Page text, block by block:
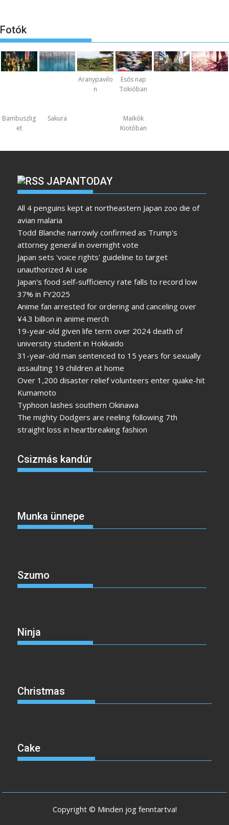
Fotók
Aranypavilo
n
Esős nap
Tokióban
Bambuszlig
et
Sakura
Maikók
Kiotóban
JAPANTODAY
All 4 penguins kept at northeastern Japan zoo die of
avian malaria
Todd Blanche narrowly confirmed as Trump's
attorney general in overnight vote
Japan sets 'voice rights' guideline to target
unauthorized AI use
Japan's food self-sufficiency rate falls to record low
37% in FY2025
Anime fan arrested for ordering and canceling over
¥4.3 billion in anime merch
19-year-old given life term over 2024 death of
university student in Hokkaido
31-year-old man sentenced to 15 years for sexually
assaulting 19 children at home
Over 1,200 disaster relief volunteers enter quake-hit
Kumamoto
Typhoon lashes southern Okinawa
The mighty Dodgers are reeling following 7th
straight loss in heartbreaking fashion
Csizmás kandúr
Munka ünnepe
Szumo
Ninja
Christmas
Cake
Copyright © Minden jog fenntartva!